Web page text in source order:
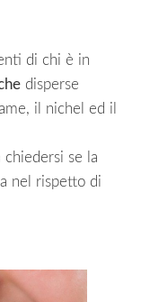
di chi è in
disperse
il nichel ed il
chiedersi se la
nel rispetto di